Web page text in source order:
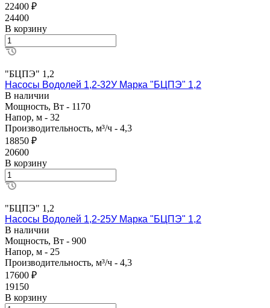
22400 ₽
24400
В корзину
"БЦПЭ" 1,2
Насосы Водолей 1,2-32У Марка "БЦПЭ" 1,2
В наличии
Мощность, Вт - 1170
Напор, м - 32
Производительность, м³/ч - 4,3
18850 ₽
20600
В корзину
"БЦПЭ" 1,2
Насосы Водолей 1,2-25У Марка "БЦПЭ" 1,2
В наличии
Мощность, Вт - 900
Напор, м - 25
Производительность, м³/ч - 4,3
17600 ₽
19150
В корзину